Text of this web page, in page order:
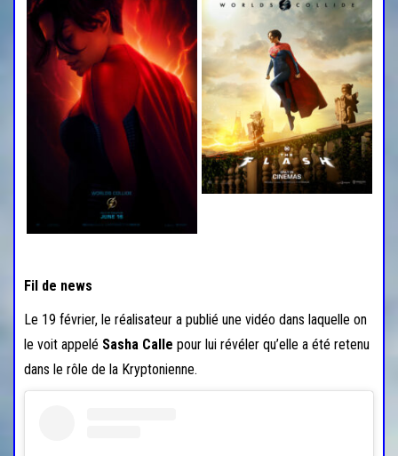
Fil de news
Le 19 février, le réalisateur a publié une vidéo dans laquelle on
le voit appelé Sasha Calle pour lui révéler qu’elle a été retenu
dans le rôle de la Kryptonienne.